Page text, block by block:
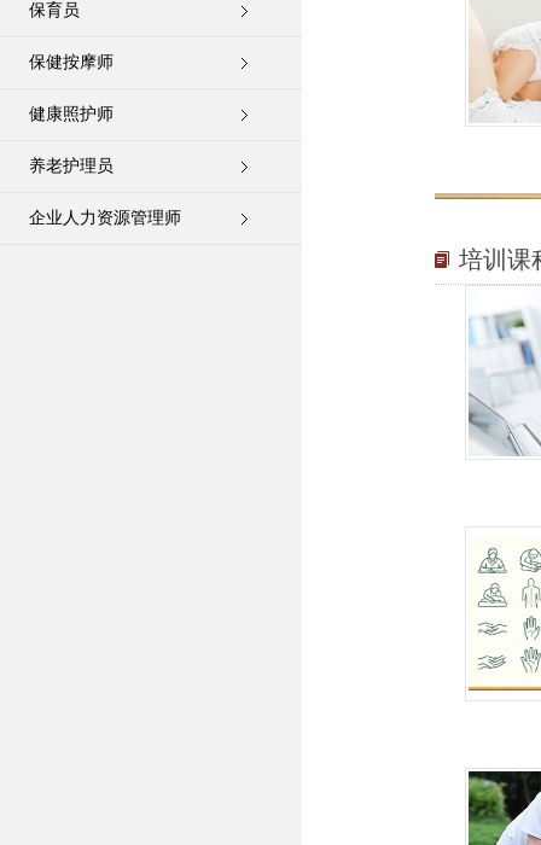
保育员
保健按摩师
健康照护师
养老护理员
企业人力资源管理师
培训课